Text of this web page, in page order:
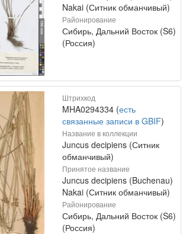
Nakai (Ситник обманчивый)
Районирование
Сибирь, Дальний Восток (S6)
(Россия)
Штрихкод
MHA0294334 (есть
связанные записи в GBIF)
Название в коллекции
Juncus decipiens (Ситник
обманчивый)
Принятое название
Juncus decipiens (Buchenau)
Nakai (Ситник обманчивый)
Районирование
Сибирь, Дальний Восток (S6)
(Россия)